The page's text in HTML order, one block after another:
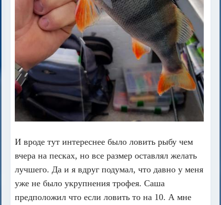
И вроде тут интереснее было ловить рыбу чем
вчера на песках, но все размер оставлял желать
лучшего. Да и я вдруг подумал, что давно у меня
уже не было укрупнения трофея. Саша
предположил что если ловить то на 10. А мне